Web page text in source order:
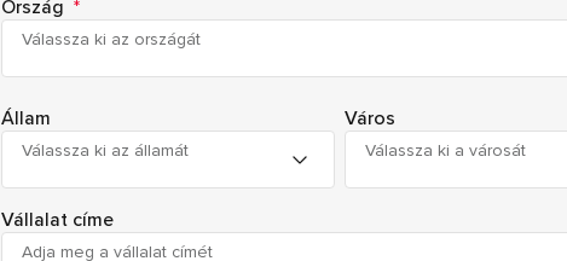
Ország *
Válassza ki az országát
Állam
Válassza ki az államát
Város
Válassza ki a városát
Vállalat címe